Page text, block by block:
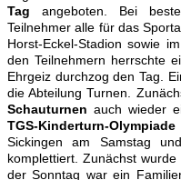
Tag angeboten. Bei
Teilnehmer alle für das
Horst-Eckel-Stadion sowie
den Teilnehmern herrschte
Ehrgeiz durchzog den Tag.
die Abteilung Turnen.
Schauturnen auch wieder
TGS-Kinderturn-Olympiade
Sickingen am Samstag
komplettiert. Zunächst
der Sonntag war ein